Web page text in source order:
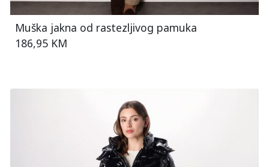
Muška jakna od rastezljivog pamuka
186,95 KM